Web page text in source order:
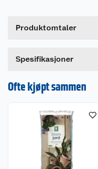
gode forhold for
8 liter.
Produktomtaler
Spesifikasjoner
Ofte kjøpt sammen